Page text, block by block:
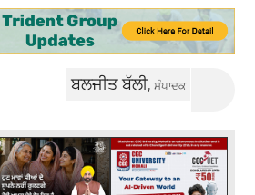
ਬਲਜੀਤ ਬੱਲੀ,ਸੰਪਾਦਕ